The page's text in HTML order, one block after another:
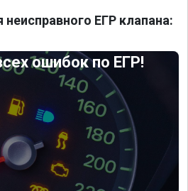
ЕГР клапана:
ошибок по ЕГР!